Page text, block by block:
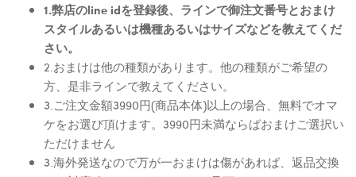
1.弊店のline idを登録後、ラインで御注文番号とおまけ
スタイルあるいは機種あるいはサイズなどを教えてくだ
さい。
2.おまけは他の種類があります。他の種類がご希望の
方、是非ラインで教えてください。
3.ご注文金額3990円(商品本体)以上の場合、無料でオマ
ケをお選び頂けます。3990円未満ならばおまけご選択い
ただけません
3.海外発送なので万が一おまけは傷があれば、返品交換